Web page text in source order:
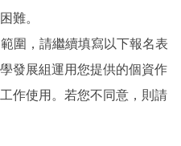
難。
圍，請繼續填寫以下報名表
發展組運用您提供的個資作
作使用。若您不同意，則請